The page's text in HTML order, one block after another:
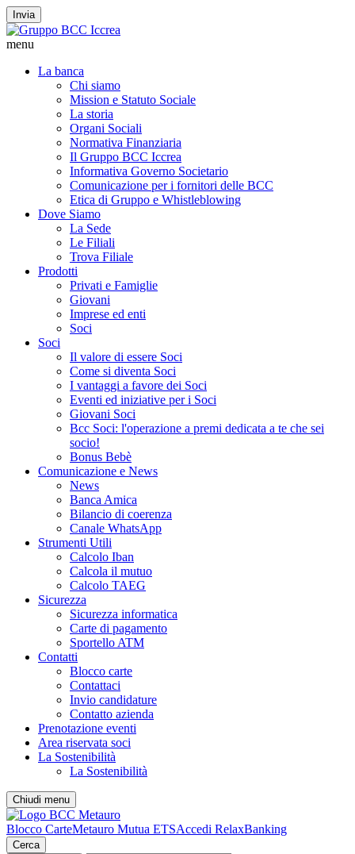
Invia
menu
La banca
Chi siamo
Mission e Statuto Sociale
La storia
Organi Sociali
Normativa Finanziaria
Il Gruppo BCC Iccrea
Informativa Governo Societario
Comunicazione per i fornitori delle BCC
Etica di Gruppo e Whistleblowing
Dove Siamo
La Sede
Le Filiali
Trova Filiale
Prodotti
Privati e Famiglie
Giovani
Imprese ed enti
Soci
Soci
Il valore di essere Soci
Come si diventa Soci
I vantaggi a favore dei Soci
Eventi ed iniziative per i Soci
Giovani Soci
Bcc Soci: l'operazione a premi dedicata a te che sei
socio!
Bonus Bebè
Comunicazione e News
News
Banca Amica
Bilancio di coerenza
Canale WhatsApp
Strumenti Utili
Calcolo Iban
Calcola il mutuo
Calcolo TAEG
Sicurezza
Sicurezza informatica
Carte di pagamento
Sportello ATM
Contatti
Blocco carte
Contattaci
Invio candidature
Contatto azienda
Prenotazione eventi
Area riservata soci
La Sostenibilità
La Sostenibilità
Chiudi menu
Blocco CarteMetauro Mutua ETSAccedi RelaxBanking
Cerca